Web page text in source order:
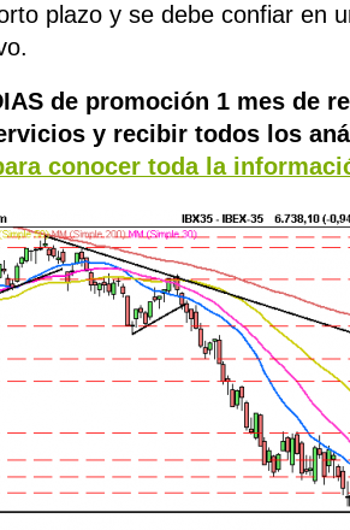
plazo y se debe confiar en
de promoción 1 mes de
y recibir todos los
conocer toda la